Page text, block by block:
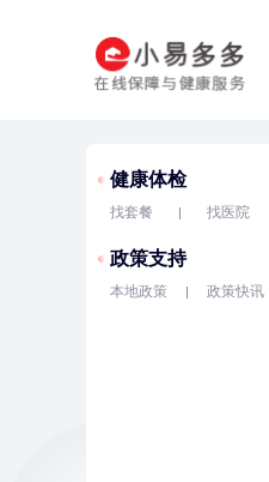
健康体检
找套餐 找医院
政策支持
本地政策 政策快讯